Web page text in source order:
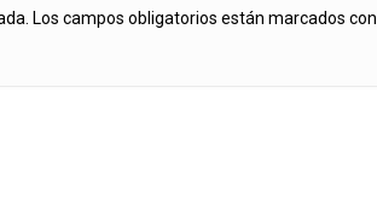
Los campos obligatorios están marcados con